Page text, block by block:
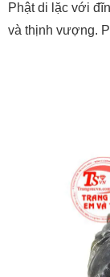
Phật di lặc với
và thịnh vượng.